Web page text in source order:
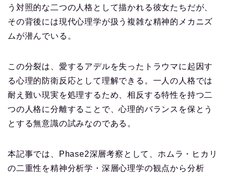
う対照的な二つの人格として描かれる彼女たちだが、
その背後には現代心理学が扱う複雑な精神的メカニズ
ムが潜んでいる。
この分裂は、愛するアデルを失ったトラウマに起因す
る心理的防衛反応として理解できる。一人の人格では
耐え難い現実を処理するため、相反する特性を持つ二
つの人格に分離することで、心理的バランスを保とう
とする無意識の試みなのである。
本記事では、Phase2深層考察として、ホムラ・ヒカリ
の二重性を精神分析学・深層心理学の観点から分析